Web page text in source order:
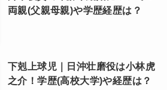
両親(父親母親)や学歴経歴は？
下剋上球児｜日沖壮磨役は小林虎
之介！学歴(高校大学)や経歴は？